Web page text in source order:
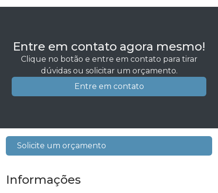
Entre em contato agora mesmo!
Clique no botão e entre em contato para tirar
dúvidas ou solicitar um orçamento.
Entre em contato
Solicite um orçamento
Informações